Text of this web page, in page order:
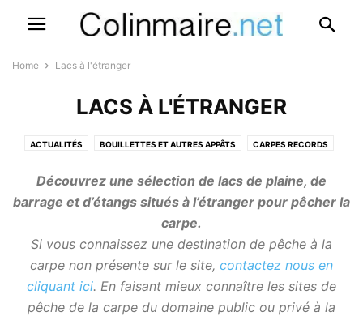
Home Lacs à l'étranger
LACS À L'ÉTRANGER
ACTUALITÉS BOUILLETTES ET AUTRES APPÂTS CARPES RECORDS
MATÉRIEL & DIVERS PORTRAITS DE CARPISTES VIDÉOS CARPES
Découvrez une sélection de lacs de plaine, de
barrage et d’étangs situés à l’étranger pour pêcher la
carpe.
Si vous connaissez une destination de pêche à la
carpe non présente sur le site, contactez nous en
cliquant ici. En faisant mieux connaître les sites de
pêche de la carpe du domaine public ou privé à la